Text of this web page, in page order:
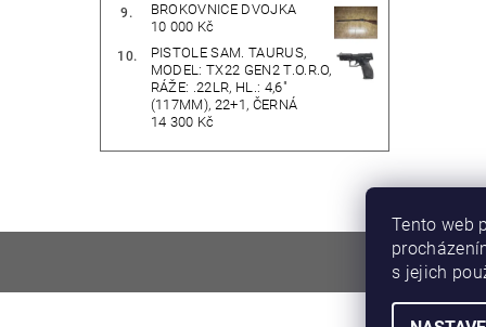
BROKOVNICE DVOJKA
10 000 Kč
PISTOLE SAM. TAURUS,
MODEL: TX22 GEN2 T.O.R.O,
RÁŽE: .22LR, HL.: 4,6"
(117MM), 22+1, ČERNÁ
14 300 Kč
DIRECT
Tento web
s jejich